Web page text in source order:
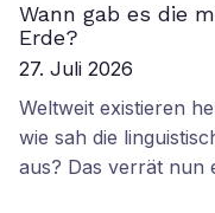
Wann gab es die
Erde?
27. Juli 2026
Weltweit existieren
wie sah die
aus? Das verrät nun